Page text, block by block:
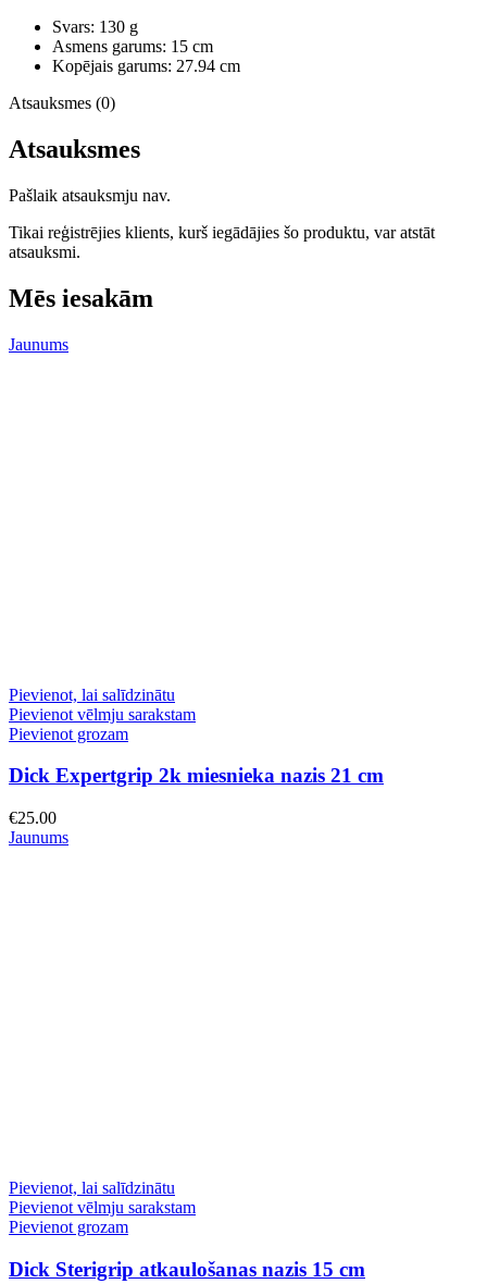
Svars: 130 g
Asmens garums: 15 cm
Kopējais garums: 27.94 cm
Atsauksmes (0)
Atsauksmes
Pašlaik atsauksmju nav.
Tikai reģistrējies klients, kurš iegādājies šo produktu, var atstāt
atsauksmi.
Mēs iesakām
Jaunums
Pievienot, lai salīdzinātu
Pievienot vēlmju sarakstam
Pievienot grozam
Dick Expertgrip 2k miesnieka nazis 21 cm
€25.00
Jaunums
Pievienot, lai salīdzinātu
Pievienot vēlmju sarakstam
Pievienot grozam
Dick Sterigrip atkaulošanas nazis 15 cm